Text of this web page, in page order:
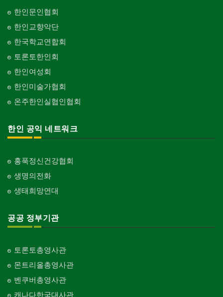
한인문인협회
한인교향악단
한국학교연합회
토론토한인회
한인여성회
한인미술가협회
온주한인실협인협회
한인 공익 네트워크
홍푹정신건강협회
생명의전화
생태희망연대
공공 정부기관
토론토총영사관
몬트리올총영사관
벤쿠버총영사관
캐나다한국대사관